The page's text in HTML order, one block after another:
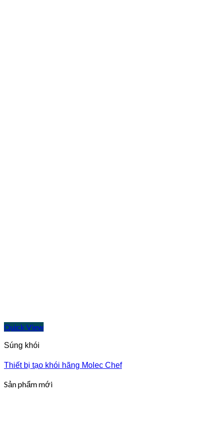
Quick View
Súng khói
Thiết bị tạo khói hãng Molec Chef
Sản phẩm mới